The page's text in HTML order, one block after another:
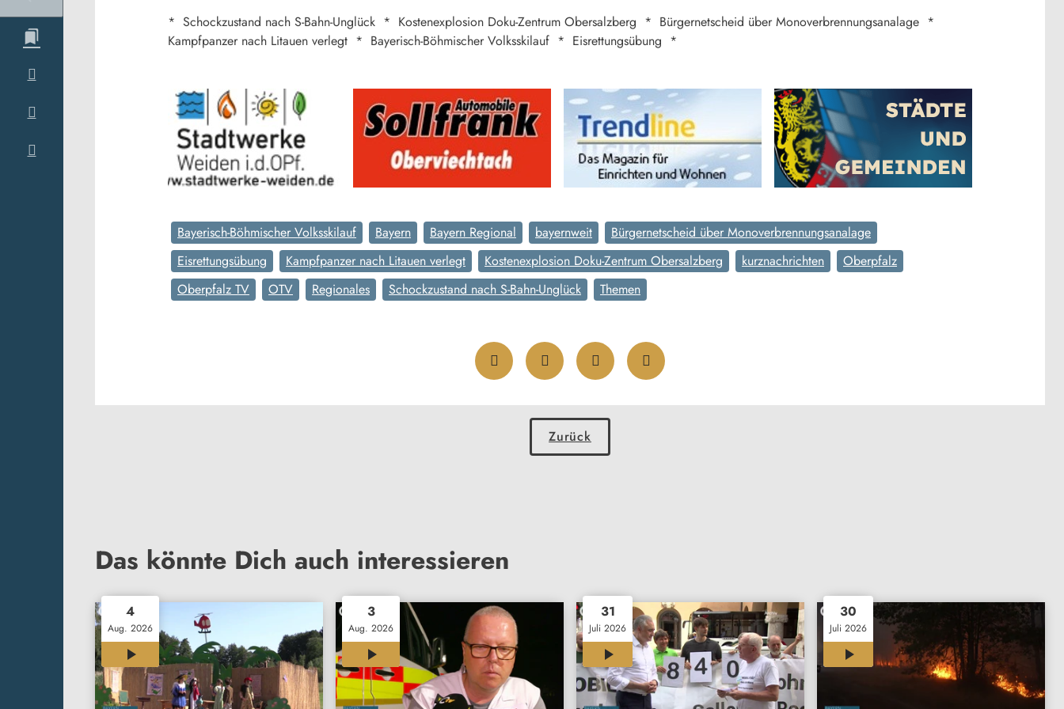
* Schockzustand nach S-Bahn-Unglück * Kostenexplosion Doku-Zentrum Obersalzberg * Bürgernetscheid über Monoverbrennungsanalage *
Kampfpanzer nach Litauen verlegt * Bayerisch-Böhmischer Volksskilauf * Eisrettungsübung *
Bayerisch-Böhmischer Volksskilauf Bayern Bayern Regional bayernweit
Bürgernetscheid über Monoverbrennungsanalage
Eisrettungsübung
Kampfpanzer nach Litauen verlegt Kostenexplosion Doku-Zentrum Obersalzberg kurznachrichten
Oberpfalz
Oberpfalz TV
OTV Regionales Schockzustand nach S-Bahn-Unglück Themen
Zurück
Das könnte Dich auch interessieren
4
Aug. 2026
12:00
3
Aug. 2026
12:01
31
Juli 2026
11:46
30
Juli 2026